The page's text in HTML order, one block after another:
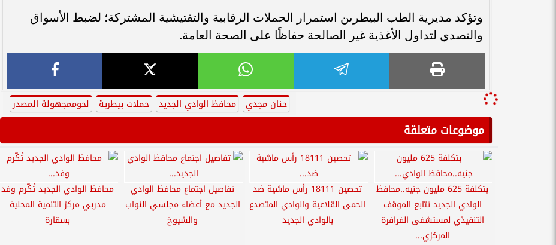
وتؤكد مديرية الطب البيطرىن استمرار الحملات الرقابية والتفتيشية المشتركة؛ لضبط الأسواق
والتصدي لتداول الأغذية غير الصالحة حفاظًا على الصحة العامة.
حنان مجدي محافظ الوادي الجديد حملات بيطرية لحوممجهولة المصدر
موضوعات متعلقة
بتكلفة 625 مليون جنيه..محافظ
الوادي الجديد تتابع الموقف
التنفيذي لمستشفى الفرافرة
المركزي...
تحصين 18111 رأس ماشية ضد
الحمى القلاعية والوادي المتصدع
بالوادي الجديد
تفاصيل اجتماع محافظ الوادي
الجديد مع أعضاء مجلسي النواب
والشيوخ
محافظ الوادي الجديد تُكّرم وفد
مدربي مركز التنمية المحلية
بسقارة